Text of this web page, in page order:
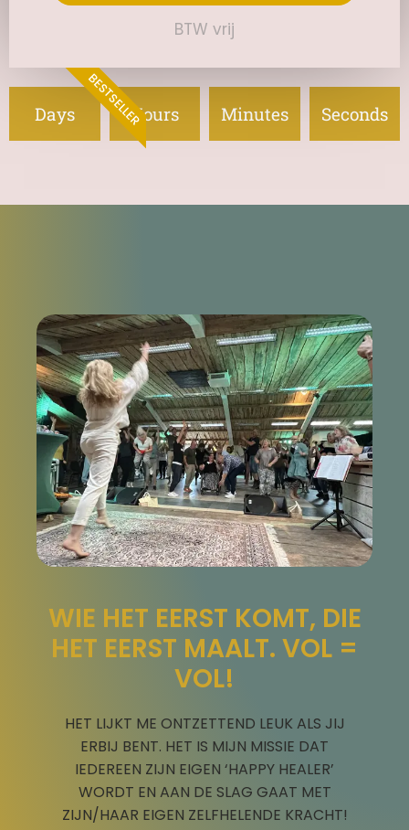
BTW vrij
BESTSELLER
Days Hours Minutes Seconds
WIE HET EERST KOMT, DIE
HET EERST MAALT. VOL =
VOL!
HET LIJKT ME ONTZETTEND LEUK ALS JIJ
ERBIJ BENT. HET IS MIJN MISSIE DAT
IEDEREEN ZIJN EIGEN ‘HAPPY HEALER’
WORDT EN AAN DE SLAG GAAT MET
ZIJN/HAAR EIGEN ZELFHELENDE KRACHT!